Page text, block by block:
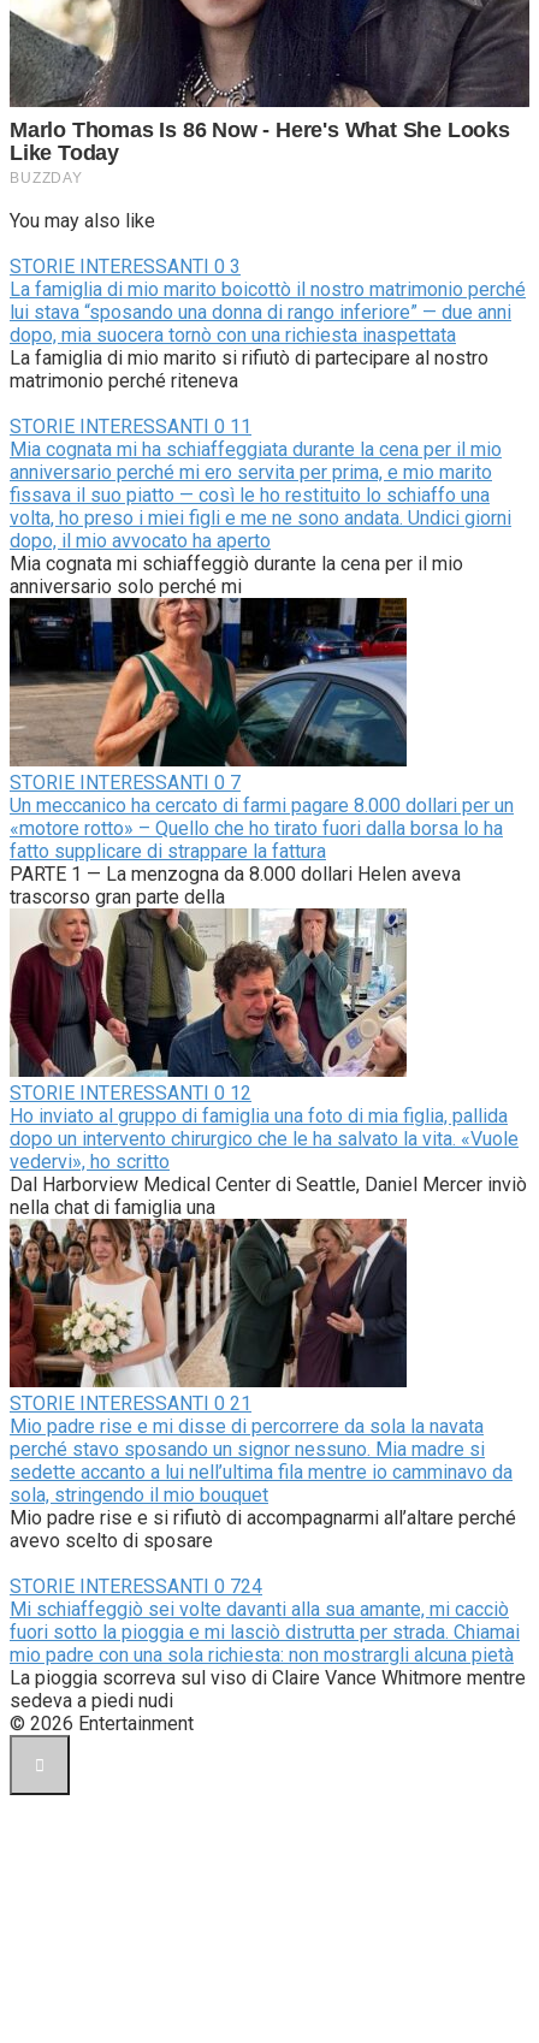
You may also like
STORIE INTERESSANTI 0 3
La famiglia di mio marito boicottò il nostro matrimonio perché
lui stava “sposando una donna di rango inferiore” — due anni
dopo, mia suocera tornò con una richiesta inaspettata
La famiglia di mio marito si rifiutò di partecipare al nostro
matrimonio perché riteneva
STORIE INTERESSANTI 0 11
Mia cognata mi ha schiaffeggiata durante la cena per il mio
anniversario perché mi ero servita per prima, e mio marito
fissava il suo piatto — così le ho restituito lo schiaffo una
volta, ho preso i miei figli e me ne sono andata. Undici giorni
dopo, il mio avvocato ha aperto
Mia cognata mi schiaffeggiò durante la cena per il mio
anniversario solo perché mi
STORIE INTERESSANTI 0 7
Un meccanico ha cercato di farmi pagare 8.000 dollari per un
«motore rotto» – Quello che ho tirato fuori dalla borsa lo ha
fatto supplicare di strappare la fattura
PARTE 1 — La menzogna da 8.000 dollari Helen aveva
trascorso gran parte della
STORIE INTERESSANTI 0 12
Ho inviato al gruppo di famiglia una foto di mia figlia, pallida
dopo un intervento chirurgico che le ha salvato la vita. «Vuole
vedervi», ho scritto
Dal Harborview Medical Center di Seattle, Daniel Mercer inviò
nella chat di famiglia una
STORIE INTERESSANTI 0 21
Mio padre rise e mi disse di percorrere da sola la navata
perché stavo sposando un signor nessuno. Mia madre si
sedette accanto a lui nell’ultima fila mentre io camminavo da
sola, stringendo il mio bouquet
Mio padre rise e si rifiutò di accompagnarmi all’altare perché
avevo scelto di sposare
STORIE INTERESSANTI 0 724
Mi schiaffeggiò sei volte davanti alla sua amante, mi cacciò
fuori sotto la pioggia e mi lasciò distrutta per strada. Chiamai
mio padre con una sola richiesta: non mostrargli alcuna pietà
La pioggia scorreva sul viso di Claire Vance Whitmore mentre
sedeva a piedi nudi
© 2026 Entertainment